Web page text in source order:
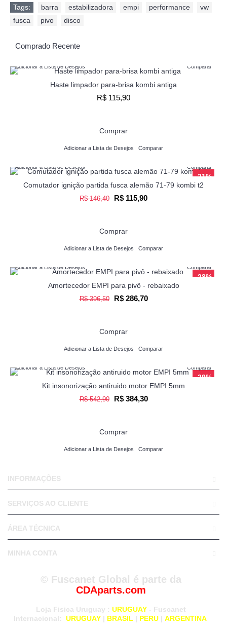
Tags: barra estabilizadora empi performance vw
fusca
pivo disco
Comprado Recente
Adicionar a Lista de Desejos Comparar
Haste limpador para-brisa kombi antiga
R$ 115,90
Comprar
Adicionar a Lista de Desejos Comparar
-21%
Adicionar a Lista de Desejos Comparar
Comutador ignição partida fusca alemão 71-79 kombi t2
R$ 146,40 R$ 115,90
Comprar
Adicionar a Lista de Desejos Comparar
-28%
Adicionar a Lista de Desejos Comparar
Amortecedor EMPI para pivô - rebaixado
R$ 396,50 R$ 286,70
Comprar
Adicionar a Lista de Desejos Comparar
-29%
Adicionar a Lista de Desejos Comparar
Kit insonorização antiruido motor EMPI 5mm
R$ 542,90 R$ 384,30
Comprar
Adicionar a Lista de Desejos Comparar
INFORMAÇÕES
SERVIÇOS AO CLIENTE
ÁREA TÉCNICA
MINHA CONTA
© Fuscanet Global é parte da
CDAparts.com
Loja Fisica Uruguay : URUGUAY - Fuscanet
Internacional: URUGUAY| BRASIL | PERU| ARGENTINA